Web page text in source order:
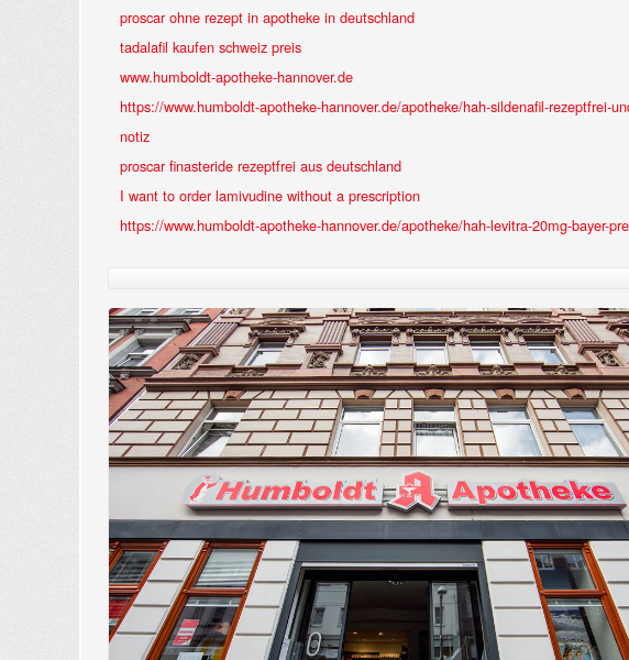
proscar ohne rezept in apotheke in deutschland
tadalafil kaufen schweiz preis
www.humboldt-apotheke-hannover.de
https://www.humboldt-apotheke-hannover.de/apotheke/hah-sildenafil-rezeptfrei-
notiz
proscar finasteride rezeptfrei aus deutschland
I want to order lamivudine without a prescription
https://www.humboldt-apotheke-hannover.de/apotheke/hah-levitra-20mg-bayer-